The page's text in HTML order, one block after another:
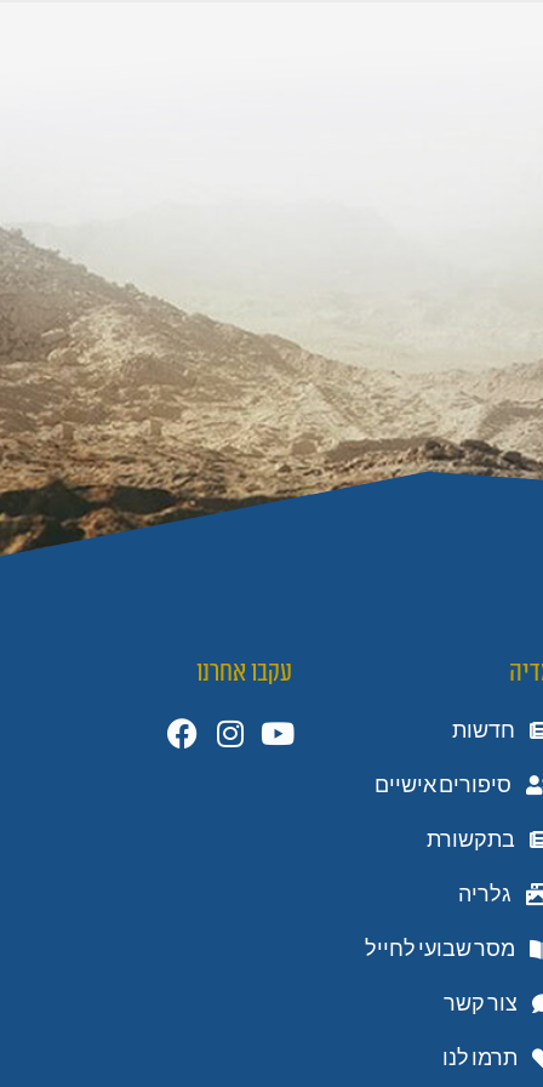
חדשות
סיפורים אישיים
בתקשורת
גלריה
מסר שבועי לחייל
צור קשר
תרמו לנו
עקבו אחרנו